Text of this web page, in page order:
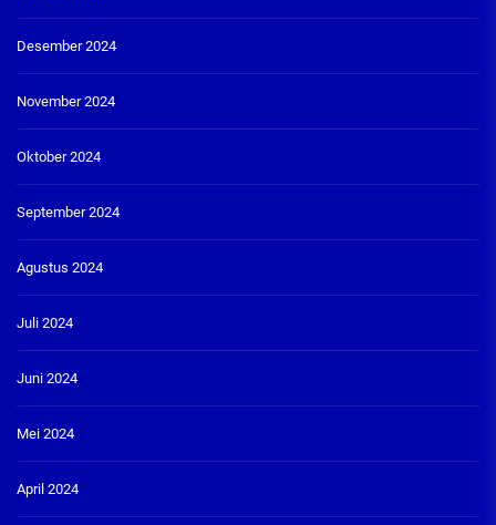
Desember 2024
November 2024
Oktober 2024
September 2024
Agustus 2024
Juli 2024
Juni 2024
Mei 2024
April 2024